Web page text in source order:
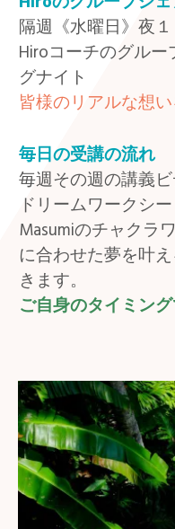
隔週《水曜日》夜
Hiroコーチのグル
グナイト
皆様のリアルな想
毎日の受講の流れ
毎週その週の講義
ドリームワークシ
Masumiのチャクラ
に合わせた夢を叶
きます。
ご自身のタイミン